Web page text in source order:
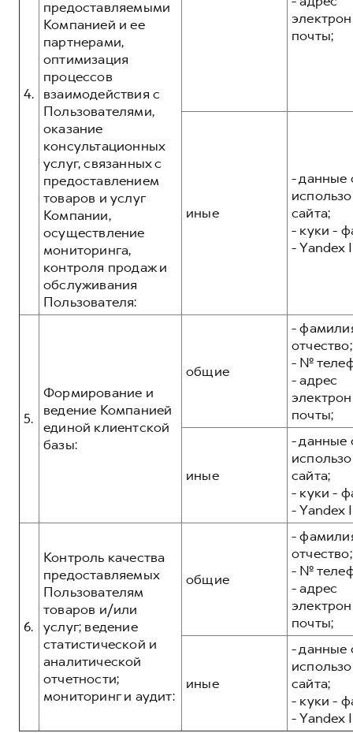
4.
предоставляемыми
Компанией и ее
партнерами,
оптимизация
процессов
взаимодействия с
Пользователями,
оказание
консультационных
услуг, связанных с
предоставлением
товаров и услуг
Компании,
осуществление
мониторинга,
контроля продаж и
обслуживания
Пользователя:
почты;
иные
- данные
сайта;
- куки -
- Yandex
5.
Формирование и
ведение Компанией
единой клиентской
базы:
общие
-
отчество;
- №
- адрес
почты;
иные
- данные
сайта;
- куки -
- Yandex
6.
Контроль качества
предоставляемых
Пользователям
товаров и/или
услуг; ведение
статистической и
аналитической
отчетности;
мониторинг и аудит:
общие
-
отчество;
- №
- адрес
почты;
иные
- данные
сайта;
- куки -
- Yandex